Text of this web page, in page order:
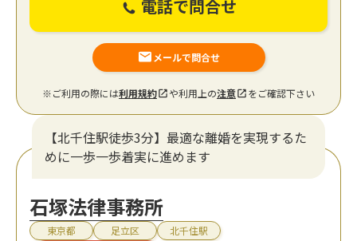
電話で問合せ
メールで問合せ
※ご利用の際には利用規約 や利用上の注意 をご確認下さい
【北千住駅徒歩3分】最適な離婚を実現するた
めに一歩一歩着実に進めます
石塚法律事務所
東京都 足立区 北千住駅